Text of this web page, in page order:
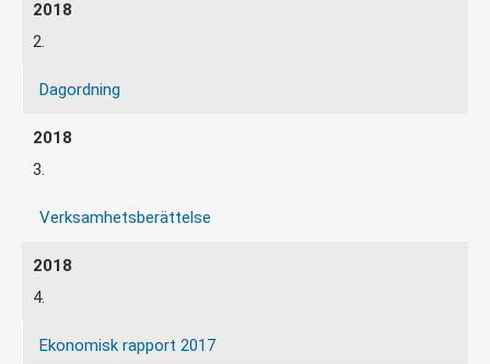
2.
Dagordning
3.
Verksamhetsberättelse
4.
Ekonomisk rapport 2017